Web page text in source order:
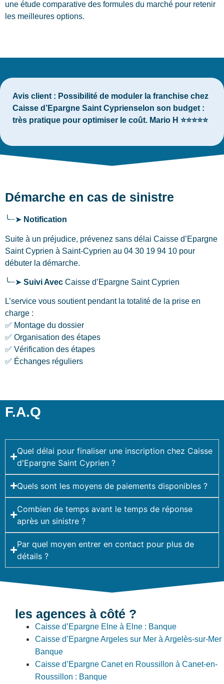
une étude comparative des formules du marché pour retenir
les meilleures options.
Avis client : Possibilité de moduler la franchise chez
Caisse d’Epargne Saint Cyprienselon son budget :
très pratique pour optimiser le coût. Mario H ⭐⭐⭐⭐⭐
Démarche en cas de sinistre
╰┈➤ Notification
Suite à un préjudice, prévenez sans délai Caisse d’Epargne
Saint Cyprien à Saint-Cyprien au 04 30 19 94 10 pour
débuter la démarche.
╰┈➤ Suivi Avec Caisse d’Epargne Saint Cyprien
L’service vous soutient pendant la totalité de la prise en
charge :
✅ Montage du dossier
✅ Organisation des étapes
✅ Vérification des étapes
✅ Échanges réguliers
F.A.Q
Quel délai pour finaliser une inscription chez Caisse
d'Epargne Saint Cyprien ?
Quels sont les moyens de paiements disponibles ?
Combien de temps avant le temps de réponse
après un sinistre ?
Par quel moyen entrer en contact pour plus de
détails ?
les agences à côté ?
Caisse d’Epargne Elne à Elne : Banque
Caisse d’Epargne Argeles sur Mer à Argelès-sur-Mer
Banque
Caisse d’Epargne Canet en Roussillon à Canet-en-
Roussillon : Banque